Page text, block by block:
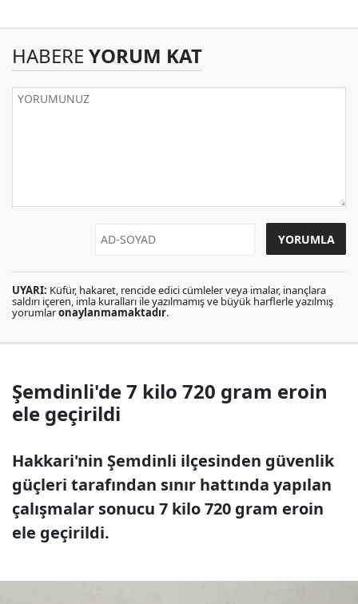
HABERE YORUM KAT
UYARI: Küfür, hakaret, rencide edici cümleler veya imalar, inançlara
saldırı içeren, imla kuralları ile yazılmamış ve büyük harflerle yazılmış
yorumlaronaylanmamaktadır.
Şemdinli'de 7 kilo 720 gram eroin
ele geçirildi
Hakkari'nin Şemdinli ilçesinden güvenlik
güçleri tarafından sınır hattında yapılan
çalışmalar sonucu 7 kilo 720 gram eroin
ele geçirildi.